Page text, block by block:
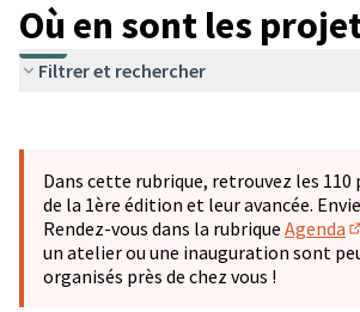
Où en sont les
Filtrer et rechercher
−
Dans cette rubrique, retrouvez les
de la 1ère édition et leur avancée.
Rendez-vous dans la rubrique Agenda
un atelier ou une inauguration sont
organisés près de chez vous !